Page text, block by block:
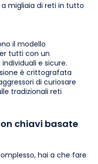
migliaia di reti in tutto
il modello
tutti con un
e sicure.
è crittografata
di curiosare
tradizionali reti
chiavi basate
hai a che fare